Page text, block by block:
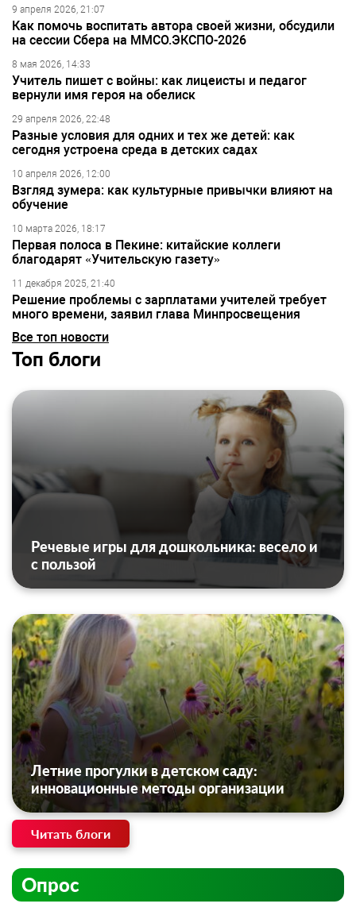
9 апреля 2026, 21:07
Как помочь воспитать автора своей жизни, обсудили
на сессии Сбера на ММСО.ЭКСПО-2026
8 мая 2026, 14:33
Учитель пишет с войны: как лицеисты и педагог
вернули имя героя на обелиск
29 апреля 2026, 22:48
Разные условия для одних и тех же детей: как
сегодня устроена среда в детских садах
10 апреля 2026, 12:00
Взгляд зумера: как культурные привычки влияют на
обучение
10 марта 2026, 18:17
Первая полоса в Пекине: китайские коллеги
благодарят «Учительскую газету»
11 декабря 2025, 21:40
Решение проблемы с зарплатами учителей требует
много времени, заявил глава Минпросвещения
Все топ новости
Топ блоги
Речевые игры для дошкольника: весело и
с пользой
Летние прогулки в детском саду:
инновационные методы организации
Читать блоги
Опрос